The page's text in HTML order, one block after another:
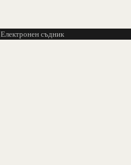
Електронен съдник